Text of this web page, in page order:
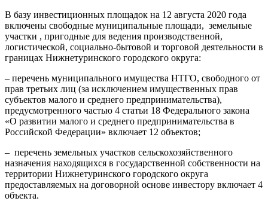
В базу инвестиционных площадок на 12 августа 2020 года
включены свободные муниципальные площади, земельные
участки , пригодные для ведения производственной,
логистической, социально-бытовой и торговой деятельности в
границах Нижнетуринского городского округа:
– перечень муниципального имущества НТГО, свободного от
прав третьих лиц (за исключением имущественных прав
субъектов малого и среднего предпринимательства),
предусмотренного частью 4 статьи 18 Федерального закона
«О развитии малого и среднего предпринимательства в
Российской Федерации» включает 12 объектов;
– перечень земельных участков сельскохозяйственного
назначения находящихся в государственной собственности на
территории Нижнетуринского городского округа
предоставляемых на договорной основе инвестору включает 4
объекта.